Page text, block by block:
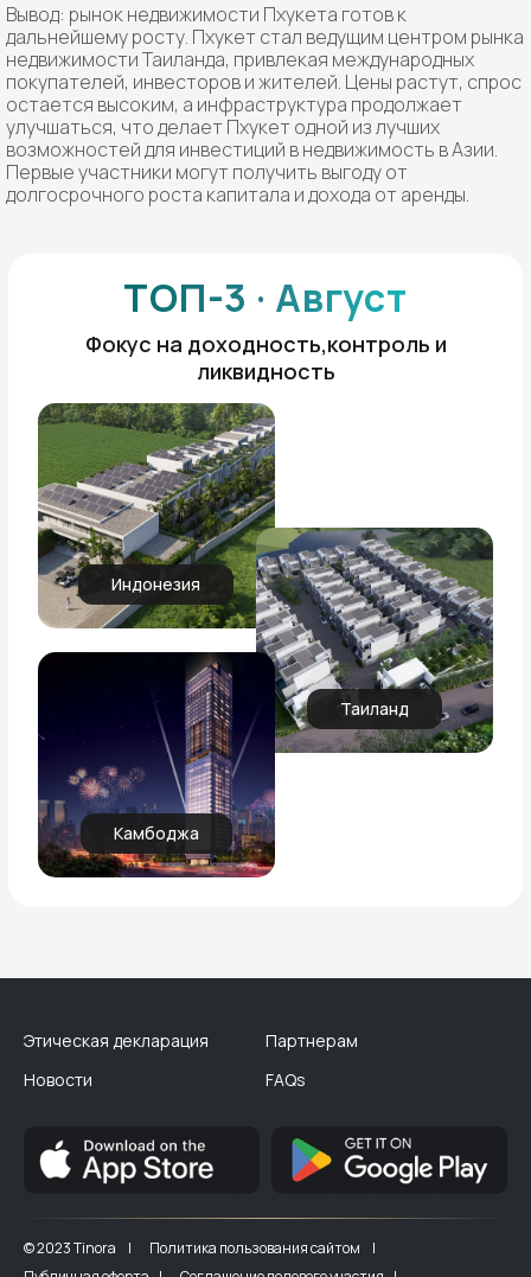
ТОП-3 · Август
Фокус на доходность,контроль и
ликвидность
Индонезия
Таиланд
Камбоджа
Вывод: рынок недвижимости Пхукета готов к
дальнейшему росту. Пхукет стал ведущим центром рынка
недвижимости Таиланда, привлекая международных
покупателей, инвесторов и жителей. Цены растут, спрос
остается высоким, а инфраструктура продолжает
улучшаться, что делает Пхукет одной из лучших
возможностей для инвестиций в недвижимость в Азии.
Первые участники могут получить выгоду от
долгосрочного роста капитала и дохода от аренды.
Этическая декларация
Новости
Партнерам
FAQs
© 2023 Tinora |
Политика пользования сайтом |